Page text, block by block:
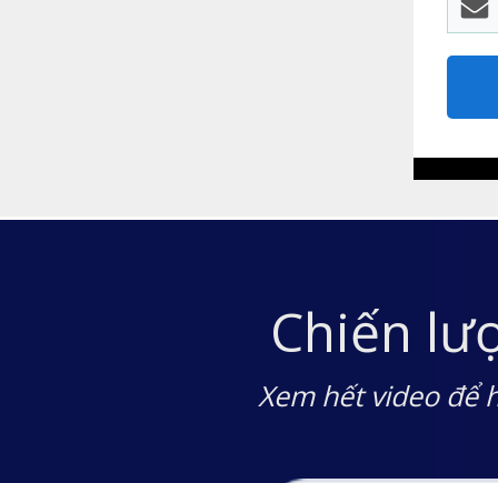
Chiến
Xem hết video để